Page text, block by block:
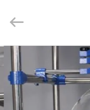
বাড়ি
পণ্য
Chemglass
Co.,Ltd.